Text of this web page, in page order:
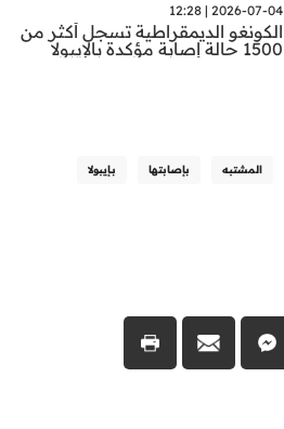
2026-07-04 | 12:28
الكونغو الديمقراطية تسجل أكثر من
1500 حالة إصابة مؤكدة بالإيبولا
المشتبه بإصابتها بـإيبولا